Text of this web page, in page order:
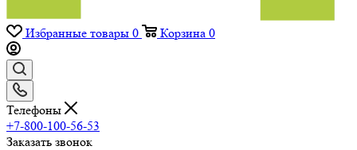
Избранные товары 0 Корзина 0
Телефоны
+7-800-100-56-53
Заказать звонок